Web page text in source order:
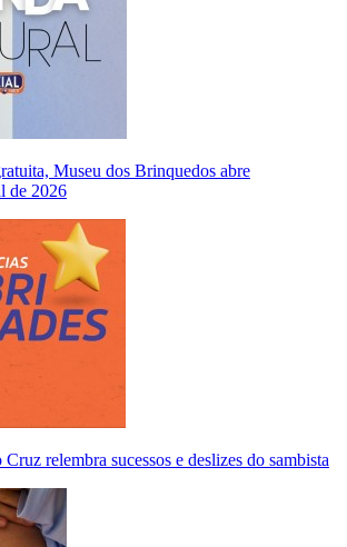
Museu dos Brinquedos abre
de 2026
relembra sucessos e deslizes do sambista